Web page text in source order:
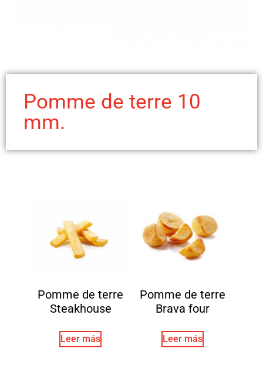
Pomme de terre 10
mm.
Pomme de terre
Steakhouse
Leer más
Pomme de terre
Brava four
Leer más